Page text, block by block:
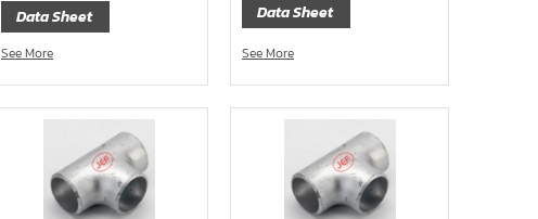
Data Sheet
See More
Data Sheet
See More